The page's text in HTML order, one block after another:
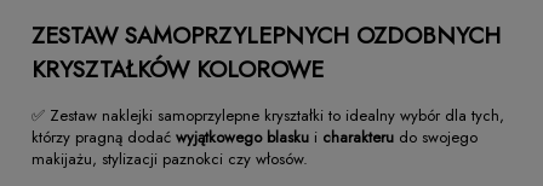
ZESTAW SAMOPRZYLEPNYCH OZDOBNYCH
KRYSZTAŁKÓW KOLOROWE
✅ Zestaw naklejki samoprzylepne kryształki to idealny wybór dla tych,
którzy pragną dodać wyjątkowego blasku i charakteru do swojego
makijażu, stylizacji paznokci czy włosów.